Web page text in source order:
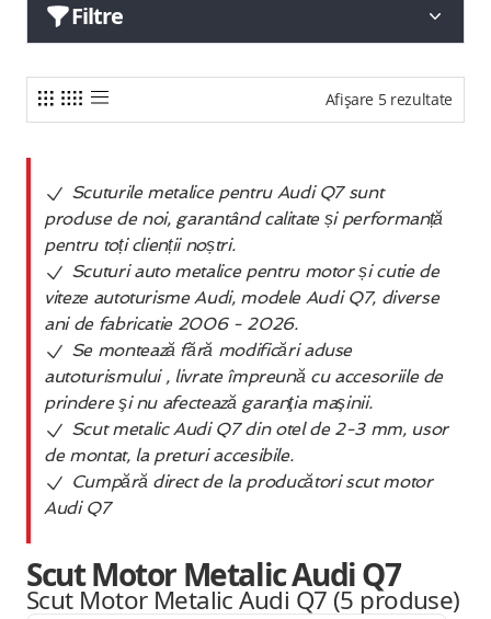
Filtre
Afișare 5 rezultate
Scuturile metalice pentru Audi Q7 sunt
produse de noi, garantând calitate și performanță
pentru toți clienții noștri.
Scuturi auto metalice pentru motor și cutie de
viteze autoturisme Audi, modele Audi Q7, diverse
ani de fabricatie 2006 - 2026.
Se montează fără modificări aduse
autoturismului , livrate împreună cu accesoriile de
prindere şi nu afectează garanţia maşinii.
Scut metalic Audi Q7 din otel de 2-3 mm, usor
de montat, la preturi accesibile.
Cumpără direct de la producători scut motor
Audi Q7
Scut Motor Metalic Audi Q7
Scut Motor Metalic Audi Q7 (5 produse)